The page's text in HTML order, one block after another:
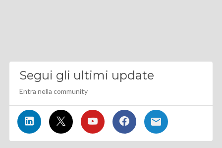
Segui gli ultimi update
Entra nella community